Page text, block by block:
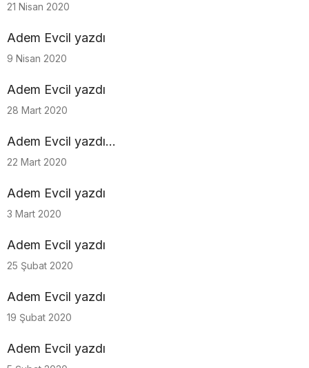
21 Nisan 2020
Adem Evcil yazdı
9 Nisan 2020
Adem Evcil yazdı
28 Mart 2020
Adem Evcil yazdı...
22 Mart 2020
Adem Evcil yazdı
3 Mart 2020
Adem Evcil yazdı
25 Şubat 2020
Adem Evcil yazdı
19 Şubat 2020
Adem Evcil yazdı